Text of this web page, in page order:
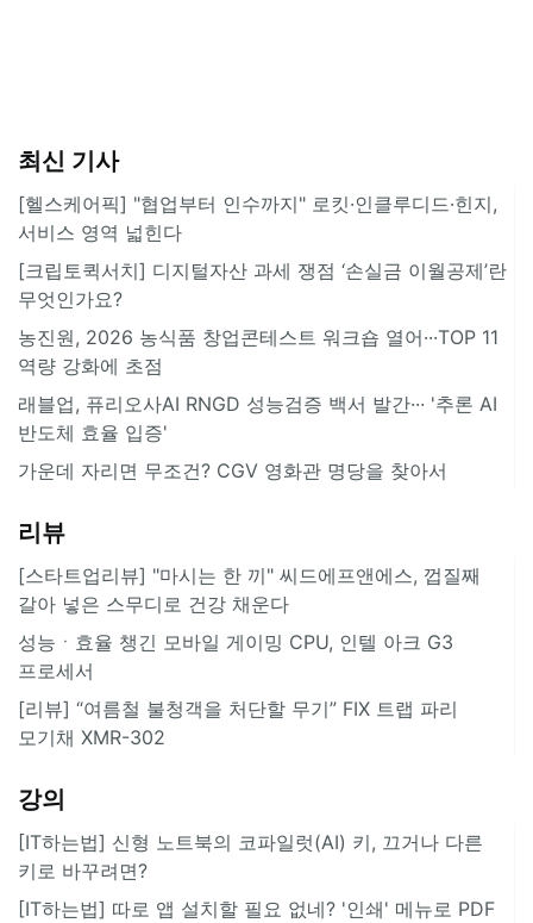
최신 기사
[헬스케어픽] "협업부터 인수까지" 로킷·인클루디드·힌지,
서비스 영역 넓힌다
[크립토퀵서치] 디지털자산 과세 쟁점 ‘손실금 이월공제’란
무엇인가요?
농진원, 2026 농식품 창업콘테스트 워크숍 열어···TOP 11
역량 강화에 초점
래블업, 퓨리오사AI RNGD 성능검증 백서 발간··· '추론 AI
반도체 효율 입증'
가운데 자리면 무조건? CGV 영화관 명당을 찾아서
리뷰
[스타트업리뷰] "마시는 한 끼" 씨드에프앤에스, 껍질째
갈아 넣은 스무디로 건강 채운다
성능ㆍ효율 챙긴 모바일 게이밍 CPU, 인텔 아크 G3
프로세서
[리뷰] “여름철 불청객을 처단할 무기” FIX 트랩 파리
모기채 XMR-302
강의
[IT하는법] 신형 노트북의 코파일럿(AI) 키, 끄거나 다른
키로 바꾸려면?
[IT하는법] 따로 앱 설치할 필요 없네? '인쇄' 메뉴로 PDF